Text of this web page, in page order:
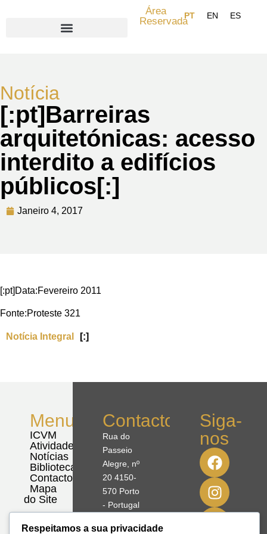
Área
Reservada
Notícia
[:pt]Barreiras
arquitetónicas: acesso
interdito a edifícios
públicos[:]
Janeiro 4, 2017
[:pt]Data:Fevereiro 2011
Fonte:Proteste 321
Notícia Integral [:]
Menu
ICVM
Atividades
Notícias
Biblioteca
Contactos
Mapa
do Site
Contactos
Rua do
Passeio
Alegre, nº
20 4150-
570 Porto
- Portugal
Siga-
nos
Respeitamos a sua privacidade